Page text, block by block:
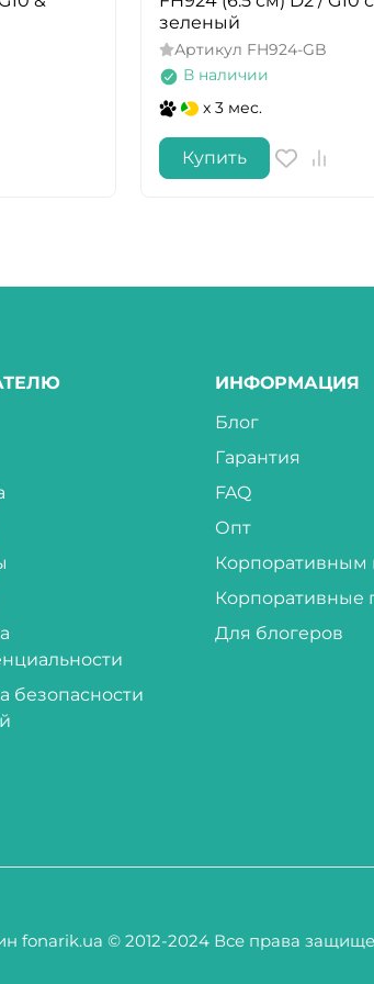
зеленый
Артикул FH924-GB
В наличии
x 3 мес.
Купить
безопасности
ИНФОРМАЦИЯ
Блог
Гарантия
FAQ
Опт
Корпоративным
Корпоративные
Для блогеров
fonarik.ua © 2012-2024 Все права